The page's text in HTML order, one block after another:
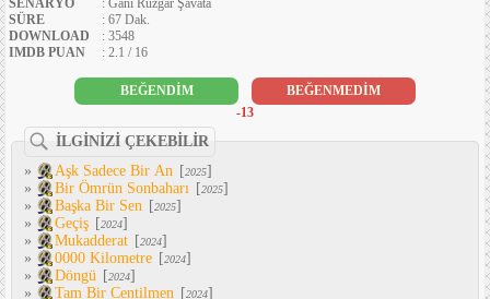
SÜRE
: 67 Dak.
DOWNLOAD
: 3548
IMDB PUAN
: 2.1 / 16
BEĞENDİM
BEĞENMEDİM
-13
İLGİNİZİ ÇEKEBİLİR
»
Aşk Sadece Bir An [2025]
»
Bir Ömrün Sonbaharı [2025]
»
Başka Bir Sen [2025]
»
Geçiş [2024]
»
Mukadderat [2024]
»
0000 Kilometre [2024]
»
Döngü [2024]
»
Tam Bir Centilmen [2024]